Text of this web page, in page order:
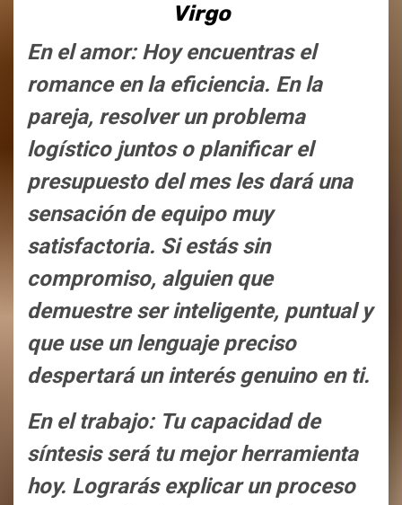
Virgo
En el amor: Hoy encuentras el
romance en la eficiencia. En la
pareja, resolver un problema
logístico juntos o planificar el
presupuesto del mes les dará una
sensación de equipo muy
satisfactoria. Si estás sin
compromiso, alguien que
demuestre ser inteligente, puntual y
que use un lenguaje preciso
despertará un interés genuino en ti.
En el trabajo: Tu capacidad de
síntesis será tu mejor herramienta
hoy. Lograrás explicar un proceso